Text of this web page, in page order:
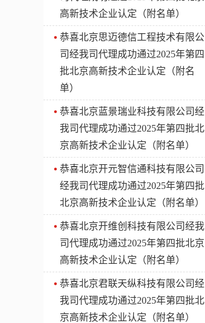
高新技术企业认定（附名单）
​恭喜北京思迈德信工程技术有限公
司经我司代理成功通过2025年第四
批北京高新技术企业认定（附名
单）
​恭喜北京蓝景瑞业科技有限公司经
我司代理成功通过2025年第四批北
京高新技术企业认定（附名单）
​恭喜北京开元智信通科技有限公司
经我司代理成功通过2025年第四批
北京高新技术企业认定（附名单）
​恭喜北京开维创科技有限公司经我
司代理成功通过2025年第四批北京
高新技术企业认定（附名单）
​恭喜北京君联天纵科技有限公司经
我司代理成功通过2025年第四批北
京高新技术企业认定（附名单）